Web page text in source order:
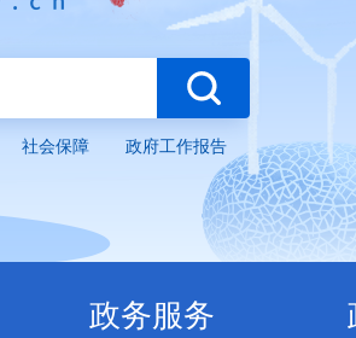
社会保障 政府工作报告
政务服务